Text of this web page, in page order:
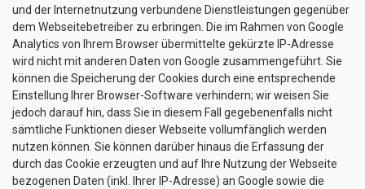
und der Internetnutzung verbundene Dienstleistungen gegenüber
dem Webseitebetreiber zu erbringen. Die im Rahmen von Google
Analytics von Ihrem Browser übermittelte gekürzte IP-Adresse
wird nicht mit anderen Daten von Google zusammengeführt. Sie
können die Speicherung der Cookies durch eine entsprechende
Einstellung Ihrer Browser-Software verhindern; wir weisen Sie
jedoch darauf hin, dass Sie in diesem Fall gegebenenfalls nicht
sämtliche Funktionen dieser Webseite vollumfänglich werden
nutzen können. Sie können darüber hinaus die Erfassung der
durch das Cookie erzeugten und auf Ihre Nutzung der Webseite
bezogenen Daten (inkl. Ihrer IP-Adresse) an Google sowie die